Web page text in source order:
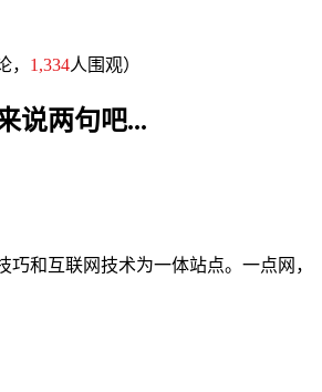
， 1,334人围观）
说两句吧...
巧和互联网技术为一体站点。一点网，